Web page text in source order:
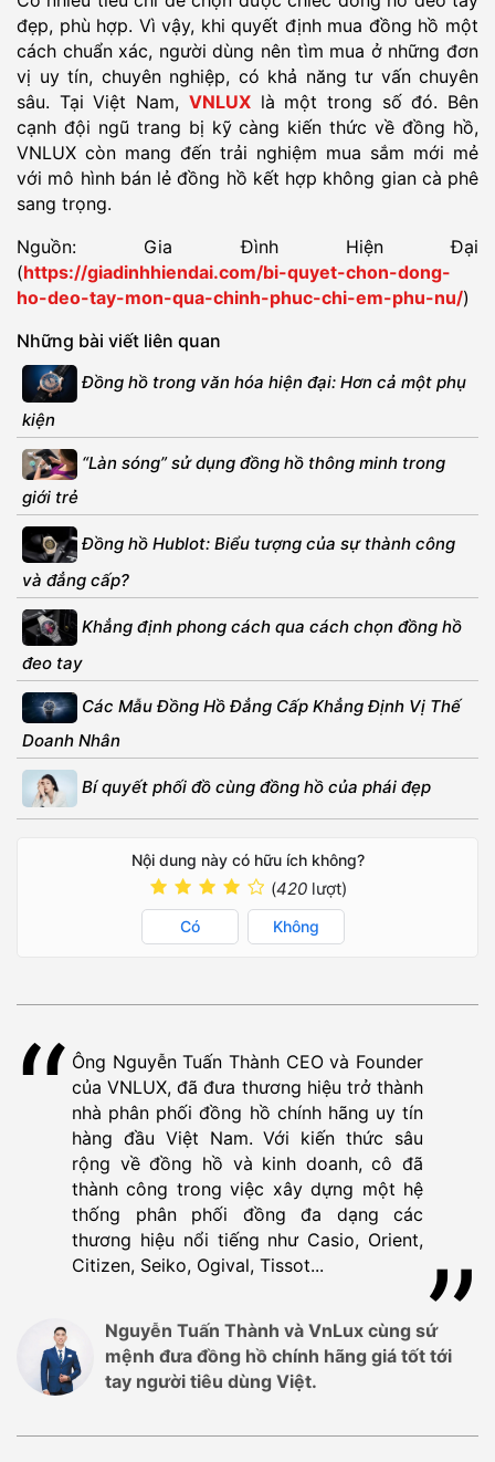
đẹp, phù hợp. Vì vậy, khi quyết định mua đồng hồ một
cách chuẩn xác, người dùng nên tìm mua ở những đơn
vị uy tín, chuyên nghiệp, có khả năng tư vấn chuyên
sâu. Tại Việt Nam, VNLUXlà một trong số đó. Bên
cạnh đội ngũ trang bị kỹ càng kiến thức về đồng hồ,
VNLUX còn mang đến trải nghiệm mua sắm mới mẻ
với mô hình bán lẻ đồng hồ kết hợp không gian cà phê
sang trọng.
Nguồn: Gia Đình Hiện Đại
(https://giadinhhiendai.com/bi-quyet-chon-dong-
ho-deo-tay-mon-qua-chinh-phuc-chi-em-phu-nu/)
Những bài viết liên quan
Đồng hồ trong văn hóa hiện đại: Hơn cả một phụ
kiện
“Làn sóng” sử dụng đồng hồ thông minh trong
giới trẻ
Đồng hồ Hublot: Biểu tượng của sự thành công
và đẳng cấp?
Khẳng định phong cách qua cách chọn đồng hồ
đeo tay
Các Mẫu Đồng Hồ Đẳng Cấp Khẳng Định Vị Thế
Doanh Nhân
Bí quyết phối đồ cùng đồng hồ của phái đẹp
Nội dung này có hữu ích không?
(420lượt)
Có Không
Ông Nguyễn Tuấn Thành CEO và Founder
của VNLUX, đã đưa thương hiệu trở thành
nhà phân phối đồng hồ chính hãng uy tín
hàng đầu Việt Nam. Với kiến thức sâu
rộng về đồng hồ và kinh doanh, cô đã
thành công trong việc xây dựng một hệ
thống phân phối đồng đa dạng các
thương hiệu nổi tiếng như Casio, Orient,
Citizen, Seiko, Ogival, Tissot...
Nguyễn Tuấn Thành và VnLux cùng sứ
mệnh đưa đồng hồ chính hãng giá tốt tới
tay người tiêu dùng Việt.